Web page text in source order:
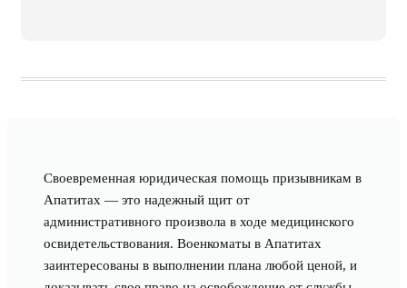
Своевременная юридическая помощь призывникам в
Апатитах — это надежный щит от
административного произвола в ходе медицинского
освидетельствования. Военкоматы в Апатитах
заинтересованы в выполнении плана любой ценой, и